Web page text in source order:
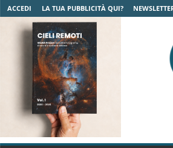
ACCEDI LA TUA PUBBLICITÀ QUI?
C